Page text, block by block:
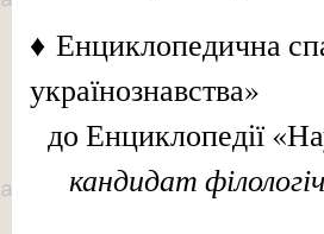
♦ Енциклопедична
українознавства»
до Енциклопедії
кандидат